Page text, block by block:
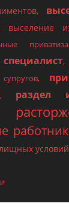
,
выселение
,
, раздел
условий